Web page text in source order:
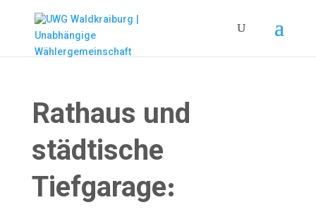
Rathaus und
städtische
Tiefgarage: